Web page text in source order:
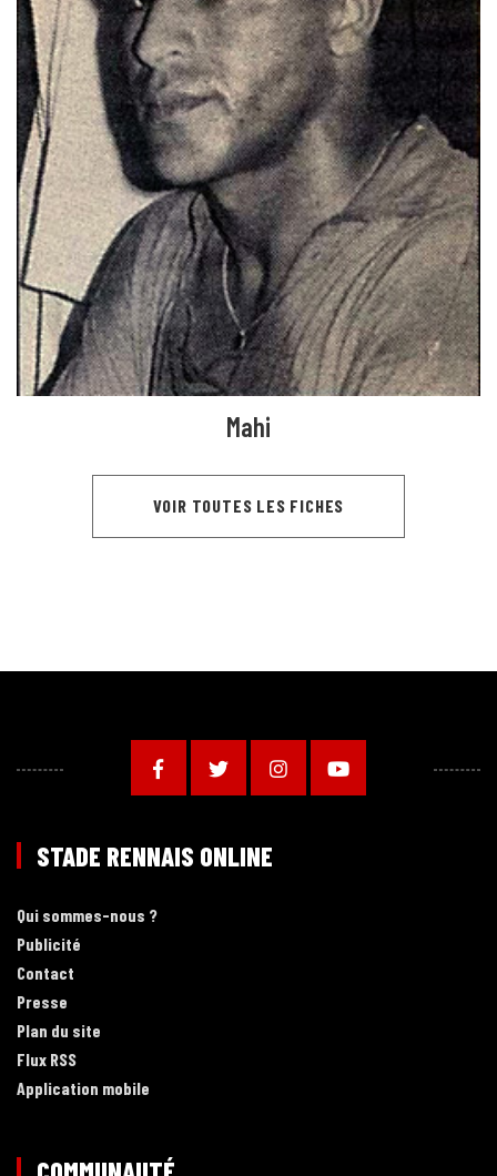
Mahi
VOIR TOUTES LES FICHES
STADE RENNAIS ONLINE
Qui sommes-nous ?
Publicité
Contact
Presse
Plan du site
Flux RSS
Application mobile